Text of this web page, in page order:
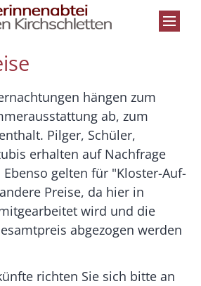
hängen zum
ab, zum
Pilger, Schüler,
erhalten auf Nachfrage
gelten für "Kloster-Auf-
Preise, da hier in
wird und die
abgezogen werden
richten Sie sich bitte an